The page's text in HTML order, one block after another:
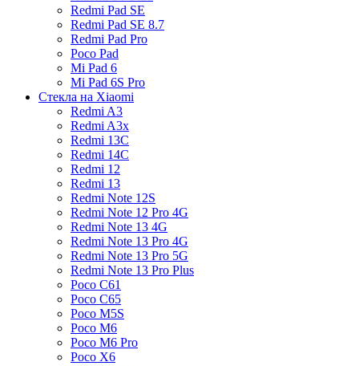
Redmi Pad SE
Redmi Pad SE 8.7
Redmi Pad Pro
Poco Pad
Mi Pad 6
Mi Pad 6S Pro
Стекла на Xiaomi
Redmi A3
Redmi A3x
Redmi 13C
Redmi 14C
Redmi 12
Redmi 13
Redmi Note 12S
Redmi Note 12 Pro 4G
Redmi Note 13 4G
Redmi Note 13 Pro 4G
Redmi Note 13 Pro 5G
Redmi Note 13 Pro Plus
Poco C61
Poco C65
Poco M5S
Poco M6
Poco M6 Pro
Poco X6